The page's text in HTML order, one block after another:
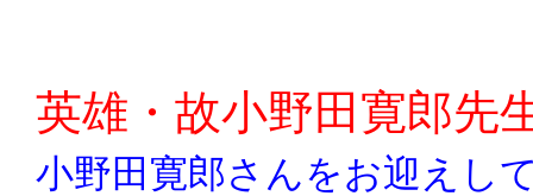
英雄・故小野田寛郎先
小野田寛郎さんをお迎えし